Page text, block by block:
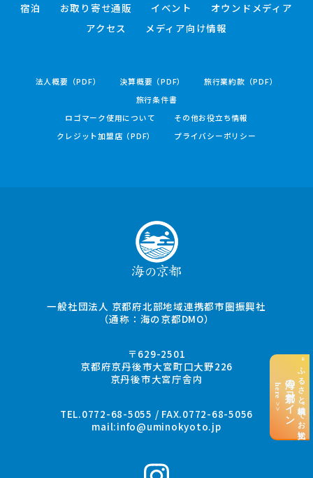
“ふるさと納税”でお支払い
海の京都コイン
here >>
宿泊
お取り寄せ通販 イベント
オウンドメディア
アクセス
メディア向け情報
法人概要（PDF） 決算概要（PDF）
旅行業約款（PDF）
旅行条件書
ロゴマーク使用について
その他お役立ち情報
クレジット加盟店（PDF）
プライバシーポリシー
一般社団法人 京都府北部地域連携都市圏振興社
（通称：海の京都DMO）
〒629-2501
京都府京丹後市大宮町口大野226
京丹後市大宮庁舎内
TEL.0772-68-5055 / FAX.0772-68-5056
mail:info@uminokyoto.jp